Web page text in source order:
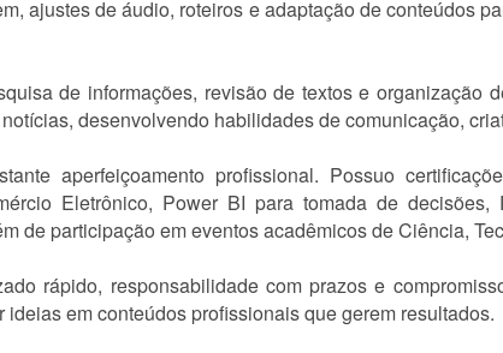
ajustes de áudio, roteiros e adaptação de conteúdos
de informações, revisão de textos e organização
desenvolvendo habilidades de comunicação,
aperfeiçoamento profissional. Possuo
Eletrônico, Power BI para tomada de
de participação em eventos acadêmicos de Ciência,
rápido, responsabilidade com prazos e
em conteúdos profissionais que gerem resultados.